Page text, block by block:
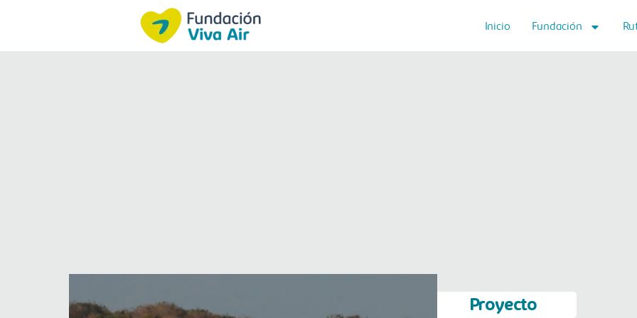
Inicio Fundación
Proyecto